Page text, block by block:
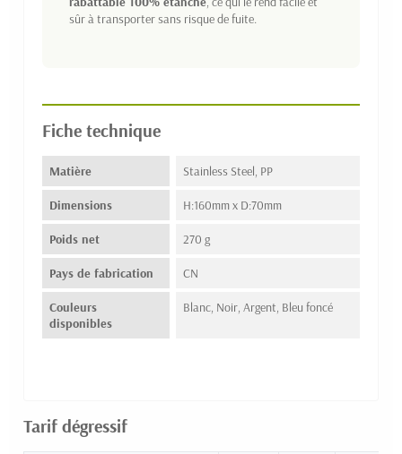
sûr à transporter sans risque de fuite.
Fiche technique
Matière Stainless Steel, PP
Dimensions H:160mm x D:70mm
Poids net 270 g
Pays de fabrication CN
Couleurs
disponibles
Blanc, Noir, Argent, Bleu foncé
Tarif dégressif